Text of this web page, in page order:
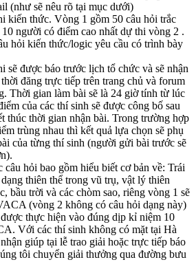
(như sẽ nêu rõ tại mục dưới)
kiến thức. Vòng 1 gồm 50 câu hỏi trắc
người có điểm cao nhất dự thi vòng 2 .
hỏi kiến thức/logic yêu cầu có trình bày
sẽ được báo trước lịch tổ chức và sẽ nhận
đăng trực tiếp trên trang chủ và forum
Thời gian làm bài sẽ là 24 giờ tính từ lúc
của các thí sinh sẽ được công bố sau
thúc thời gian nhận bài. Trong trường hợp
trùng nhau thì kết quả lựa chọn sẽ phụ
của từng thí sinh (người gửi bài trước sẽ
hỏi bao gồm hiểu biết cơ bản về: Trái
thiên thể trong vũ trụ, vật lý thiên
bầu trời và các chòm sao, riêng vòng 1 sẽ
(vòng 2 không có câu hỏi dạng này)
thực hiện vào đúng dịp kỉ niệm 10
Với các thí sinh không có mặt tại Hà
giúp tại lễ trao giải hoặc trực tiếp báo
tôi chuyển giải thưởng qua đường bưu